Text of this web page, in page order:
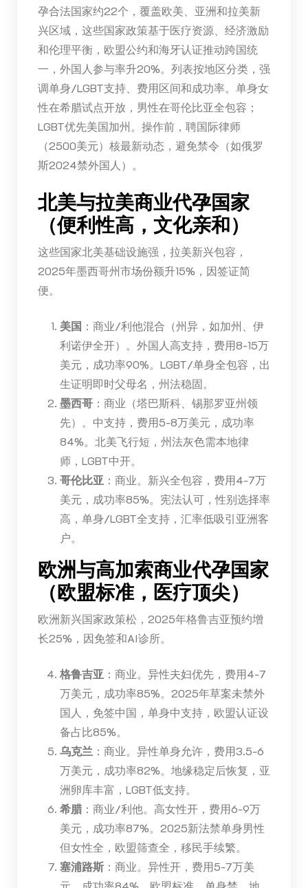
孕合法国家约22个，覆盖欧美、亚洲和拉美新
兴区域，这些国家政策基于医疗资源、经济激励
和伦理平衡，欧盟公约和海牙认证推动跨国统
一，外国人参与率升20%。列表按地区分类，强
调单身/LGBT支持、费用区间和成功率。单身女
性在希腊试点开放，男性在哥伦比亚全包容；
LGBT优先美国加州。操作前，聘国际律师
（2500美元）核最新动态，避免禁令（如俄罗
斯2024禁外国人）。
北美与拉美商业代孕国家
（便利性高，文化亲和）
这些国家北美基础设施强，拉美新兴包容，
2025年墨西哥州市场份额升15%，因签证简
便。
美国 ：商业/利他混合（州异，如加州、伊
利诺伊全开）。外国人高支持，费用8-15万
美元，成功率90%。LGBT/单身全包容，出
生证明即时父母名，州法稳固。
墨西哥：商业（塔巴斯科、锡那罗亚州领
先）。中支持，费用5-8万美元，成功率
84%。北美飞行短，州法灰色需本地律
师，LGBT中开。
哥伦比亚 ：商业。新兴全包容，费用4-7万
美元，成功率85%。宪法认可，性别选择率
高，单身/LGBT全支持，汇率低吸引亚洲客
户。
欧洲与高加索商业代孕国家
（欧盟标准，医疗顶尖）
欧洲新兴国家政策松，2025年格鲁吉亚预约增
长25%，因免签和AI诊所。
格鲁吉亚 ：商业。异性夫妇优先，费用4-7
万美元，成功率85%。2025年草案未禁外
国人，免签中国，单身中支持，欧盟认证设
备占比85%。
乌克兰 ：商业。异性单身允许，费用3.5-6
万美元，成功率82%。地缘稳定后恢复，亚
洲卵库丰富，LGBT低支持。
希腊：商业/利他。高女性开，费用6-9万
美元，成功率87%。2025新法禁单身男性
但女性全，欧盟筛查全，移民手续繁。
塞浦路斯：商业。异性开，费用5-7万美